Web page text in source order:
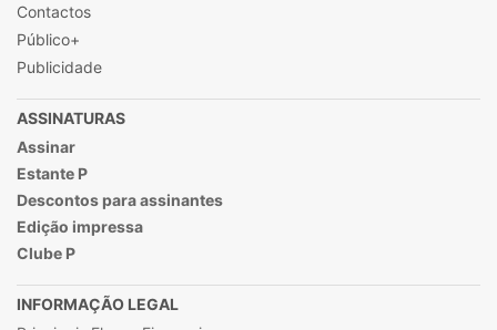
Contactos
Público+
Publicidade
ASSINATURAS
Assinar
Estante P
Descontos para assinantes
Edição impressa
Clube P
INFORMAÇÃO LEGAL